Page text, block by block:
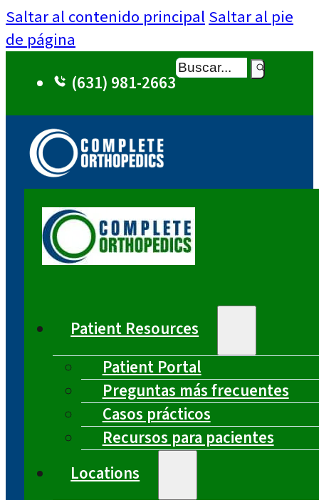
Saltar al contenido principal Saltar al pie
de página
(631) 981-2663
Buscar
Patient Resources
Patient Portal
Preguntas más frecuentes
Casos prácticos
Recursos para pacientes
Locations